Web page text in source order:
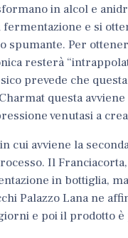
in alcol e
fermentazione e si
spumante. Per
resterà
prevede che
questa
venutasi a
cui avviene la
Il
in bottiglia,
Palazzo Lana ne
e poi il prodotto